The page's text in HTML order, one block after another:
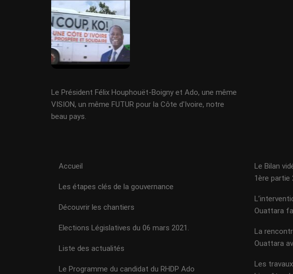
Le Président Félix Houphouët-Boigny et Ado, une même
VISION, un même FUTUR pour la Côte d'Ivoire, notre
beau pays.
Accueil
Les étapes clés de la gouvernance
Découvrir les chantiers
Elections Législatives du 06 mars 2021.
Liste des actualités
Le Programme du candidat du RHDP Ado
Le Bilan
1ère partie
Ouattara
La
Ouattara
Les